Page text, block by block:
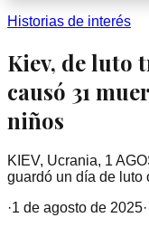
Historias de interés
Kiev, de luto
causó 31
niños
KIEV, Ucrania, 1
guardó un día de luto
·1 de agosto de 2025·